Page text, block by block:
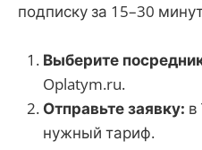
подписку за 15–30
Выберите
Oplatym.ru.
Отправьте заявку: в
нужный тариф.